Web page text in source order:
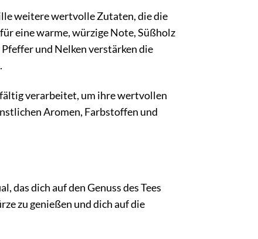
weitere wertvolle Zutaten, die die
eine warme, würzige Note, Süßholz
und Nelken verstärken die
verarbeitet, um ihre wertvollen
Aromen, Farbstoffen und
das dich auf den Genuss des Tees
zu genießen und dich auf die